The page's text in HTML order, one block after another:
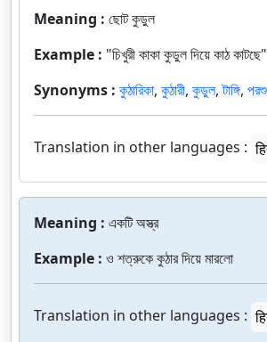
Meaning : ছোট কুড়ুল
Example : "চিখুরী কাকা কুড়ুল দিয়ে কাঠ কাটছে"
Synonyms : কুঠারিকা, কুঠারী, কুড়ুল,টাঙ্গি, পরশু
Translation in other languages :
Meaning : একটি অস্ত্র
Example : ও শত্রুকে কুঠার দিয়ে মারলো
Translation in other languages :